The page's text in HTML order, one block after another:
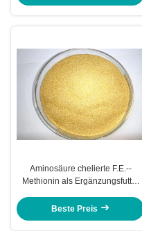
Aminosäure chelierte F.E.-‐
Methionin als Ergänzungsfutter
Beste Preis